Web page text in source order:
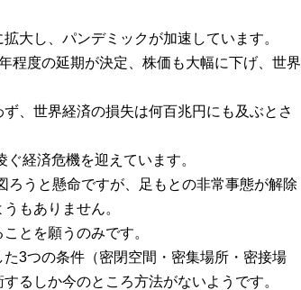
大し、パンデミックが加速しています。
程度の延期が決定、株価も大幅に下げ、世界
、世界経済の損失は何百兆円にも及ぶとさ
経済危機を迎えています。
うと懸命ですが、足もとの非常事態が解除
もありません。
とを願うのみです。
3つの条件（密閉空間・密集場所・密接場
るしか今のところ方法がないようです。